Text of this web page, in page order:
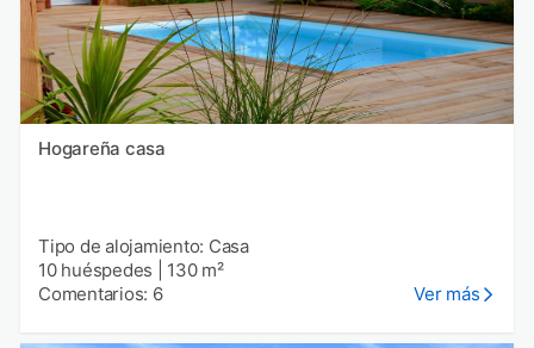
Hogareña casa
Tipo de alojamiento: Casa
10 huéspedes
130 m²
Comentarios: 6
Ver más